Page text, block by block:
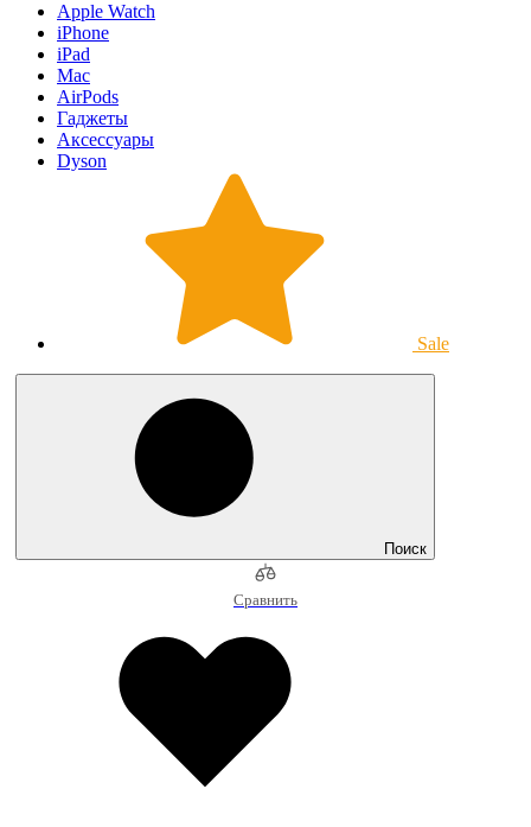
Apple Watch
iPhone
iPad
Mac
AirPods
Гаджеты
Аксессуары
Dyson
Sale
Поиск
Сравнить